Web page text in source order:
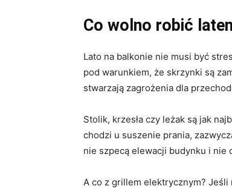
Co wolno robić
Lato na balkonie nie musi być
pod warunkiem, że skrzynki są
stwarzają zagrożenia dla
Stolik, krzesła czy leżak są jak
chodzi u suszenie prania,
nie szpecą elewacji budynku i nie
A co z grillem elektrycznym?